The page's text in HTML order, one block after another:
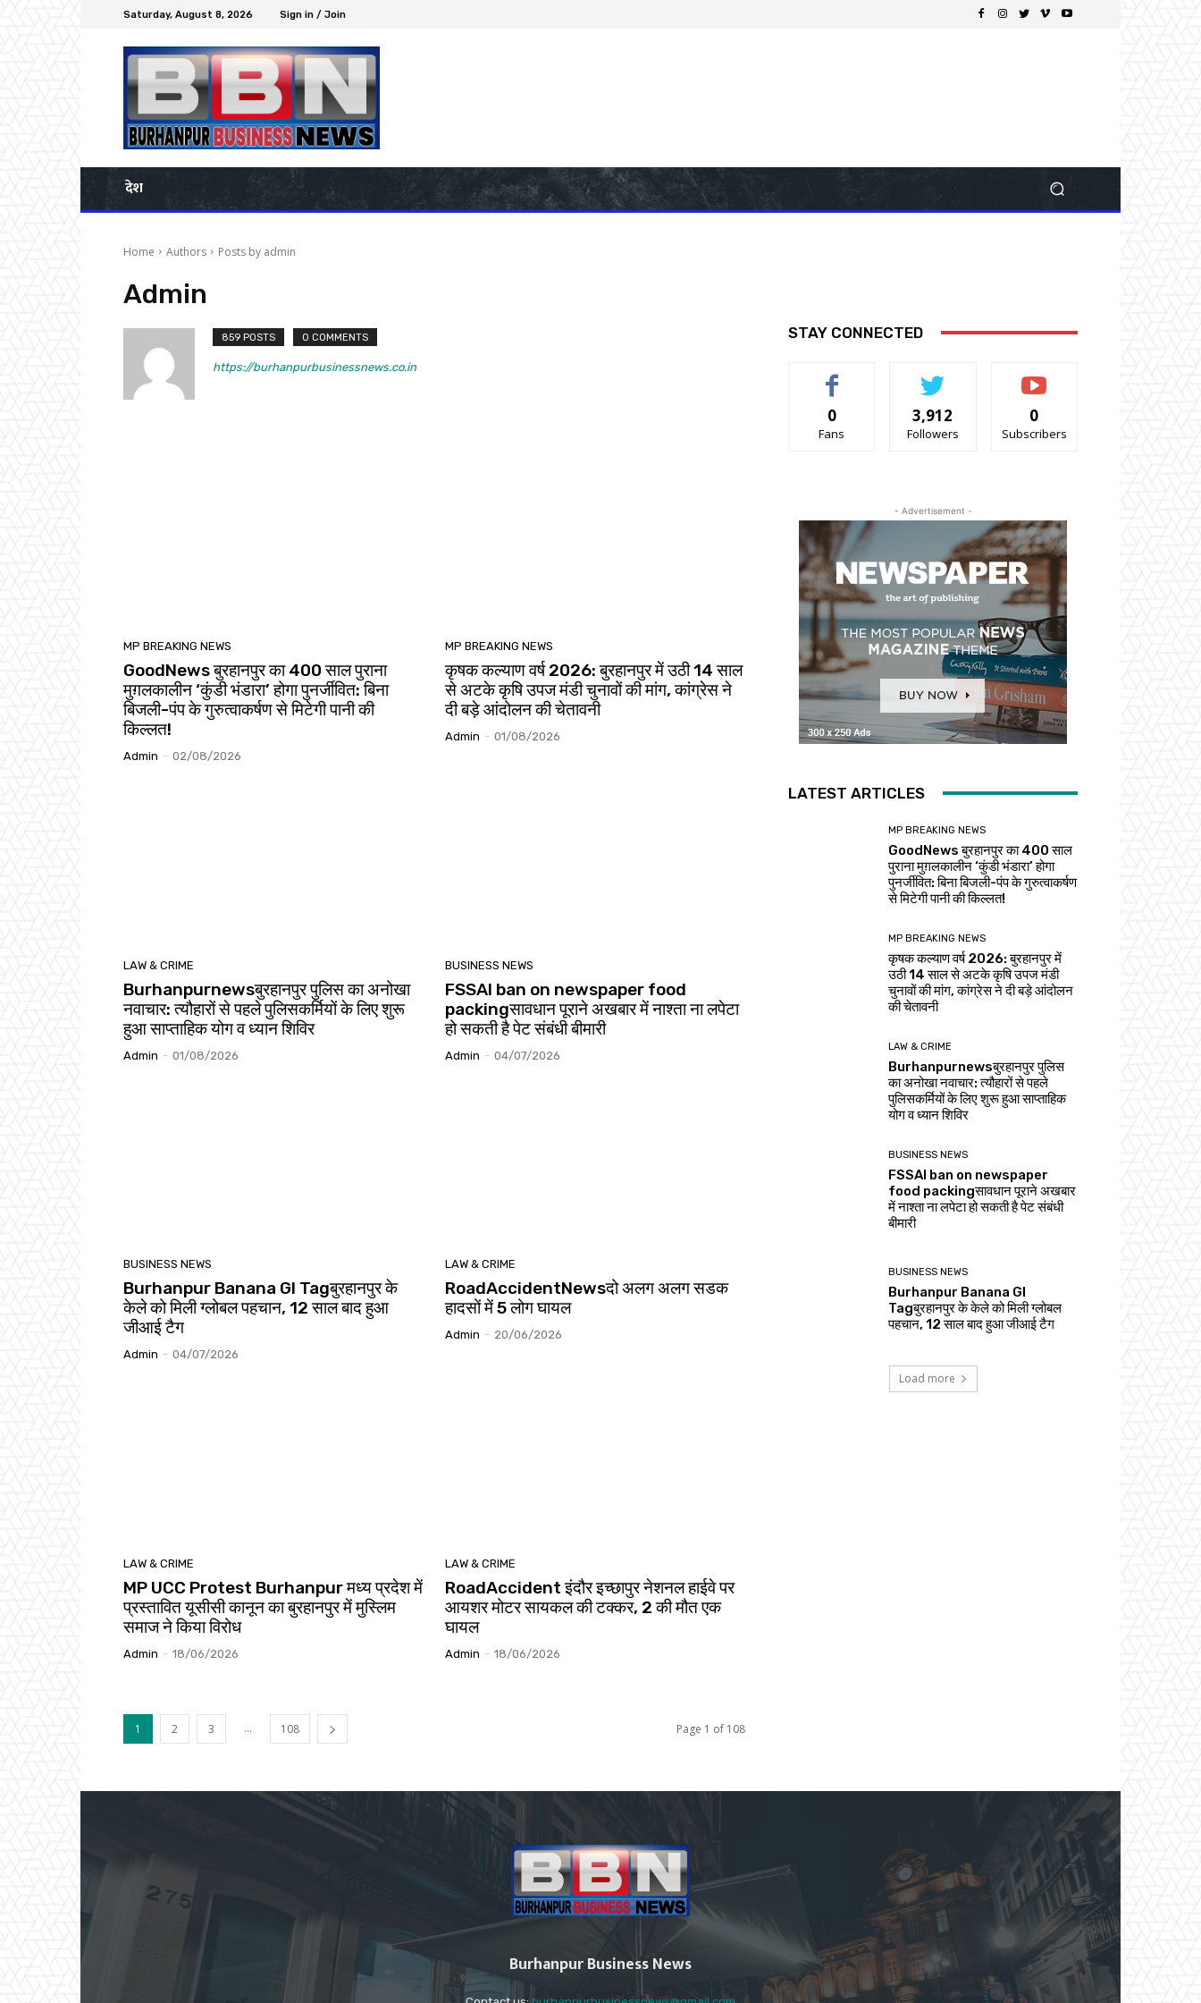
Saturday, August 8, 2026 Sign in / Join
देश
Home Authors Posts by admin
Admin
859 POSTS 0 COMMENTS
https://burhanpurbusinessnews.co.in
MP BREAKING NEWS
GoodNews बुरहानपुर का 400 साल पुराना
मुग़लकालीन ‘कुंडी भंडारा’ होगा पुनर्जीवित: बिना
बिजली-पंप के गुरुत्वाकर्षण से मिटेगी पानी की
किल्लत!
Admin - 02/08/2026
MP BREAKING NEWS
कृषक कल्याण वर्ष 2026: बुरहानपुर में उठी 14 साल
से अटके कृषि उपज मंडी चुनावों की मांग, कांग्रेस ने
दी बड़े आंदोलन की चेतावनी
Admin - 01/08/2026
LAW & CRIME
Burhanpurnewsबुरहानपुर पुलिस का अनोखा
नवाचार: त्यौहारों से पहले पुलिसकर्मियों के लिए शुरू
हुआ साप्ताहिक योग व ध्यान शिविर
Admin - 01/08/2026
BUSINESS NEWS
FSSAI ban on newspaper food
packingसावधान पूराने अखबार में नाश्ता ना लपेटा
हो सकती है पेट संबंधी बीमारी
Admin - 04/07/2026
BUSINESS NEWS
Burhanpur Banana GI Tagबुरहानपुर के
केले को मिली ग्लोबल पहचान, 12 साल बाद हुआ
जीआई टैग
Admin - 04/07/2026
LAW & CRIME
RoadAccidentNewsदो अलग अलग सडक
हादसों में 5 लोग घायल
Admin - 20/06/2026
LAW & CRIME
MP UCC Protest Burhanpur मध्य प्रदेश में
प्रस्तावित यूसीसी कानून का बुरहानपुर में मुस्लिम
समाज ने किया विरोध
Admin - 18/06/2026
LAW & CRIME
RoadAccident इंदौर इच्छापुर नेशनल हाईवे पर
आयशर मोटर सायकल की टक्कर, 2 की मौत एक
घायल
Admin - 18/06/2026
1 2 3 ... 108 Page 1 of 108
STAY CONNECTED
0
Fans
3,912
Followers
0
Subscribers
- Advertisement -
LATEST ARTICLES
MP BREAKING NEWS
GoodNews बुरहानपुर का 400 साल
पुराना मुग़लकालीन ‘कुंडी भंडारा’ होगा
पुनर्जीवित: बिना बिजली-पंप के गुरुत्वाकर्षण
से मिटेगी पानी की किल्लत!
MP BREAKING NEWS
कृषक कल्याण वर्ष 2026: बुरहानपुर में
उठी 14 साल से अटके कृषि उपज मंडी
चुनावों की मांग, कांग्रेस ने दी बड़े आंदोलन
की चेतावनी
LAW & CRIME
Burhanpurnewsबुरहानपुर पुलिस
का अनोखा नवाचार: त्यौहारों से पहले
पुलिसकर्मियों के लिए शुरू हुआ साप्ताहिक
योग व ध्यान शिविर
BUSINESS NEWS
FSSAI ban on newspaper
food packingसावधान पूराने अखबार
में नाश्ता ना लपेटा हो सकती है पेट संबंधी
बीमारी
BUSINESS NEWS
Burhanpur Banana GI
Tagबुरहानपुर के केले को मिली ग्लोबल
पहचान, 12 साल बाद हुआ जीआई टैग
Load more
Burhanpur Business News